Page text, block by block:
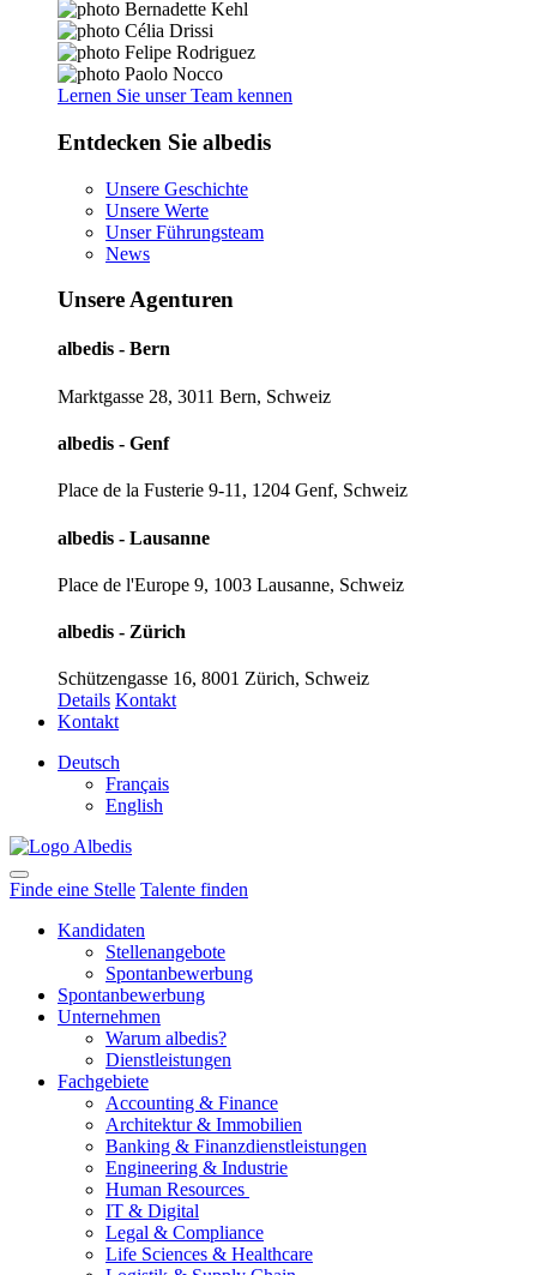
Lernen Sie unser Team kennen
Entdecken Sie albedis
Unsere Geschichte
Unsere Werte
Unser Führungsteam
News
Unsere Agenturen
albedis - Bern
Marktgasse 28, 3011 Bern, Schweiz
albedis - Genf
Place de la Fusterie 9-11, 1204 Genf, Schweiz
albedis - Lausanne
Place de l'Europe 9, 1003 Lausanne, Schweiz
albedis - Zürich
Schützengasse 16, 8001 Zürich, Schweiz
Details Kontakt
Kontakt
Deutsch
Français
English
Finde eine Stelle Talente finden
Kandidaten
Stellenangebote
Spontanbewerbung
Spontanbewerbung
Unternehmen
Warum albedis?
Dienstleistungen
Fachgebiete
Accounting & Finance
Architektur & Immobilien
Banking & Finanzdienstleistungen
Engineering & Industrie
Human Resources
IT & Digital
Legal & Compliance
Life Sciences & Healthcare